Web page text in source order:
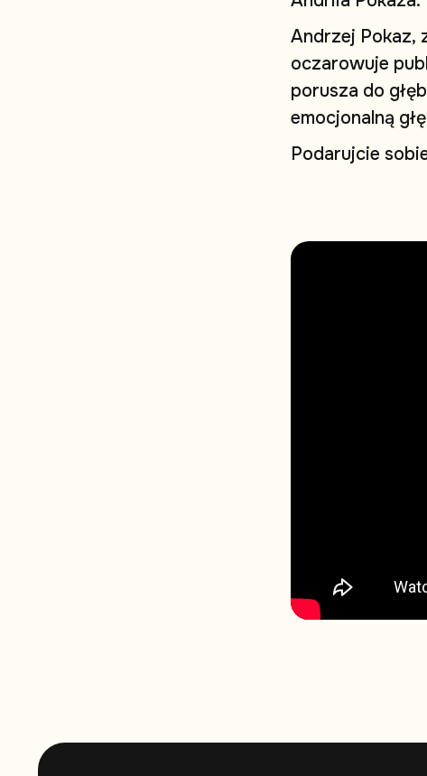
Andrzej Pokaz,
oczarowuje publ
porusza do głęb
emocjonalną głę
Podarujcie sobi